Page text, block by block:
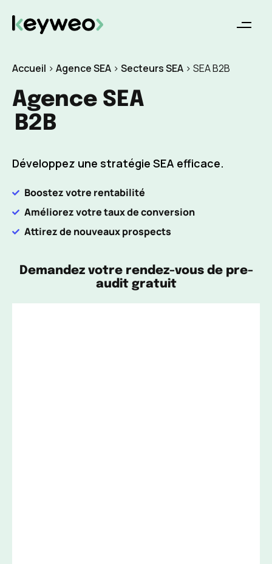
Accueil > Agence SEA > Secteurs SEA > SEA B2B
Agence SEA
B2B
Développez une stratégie SEA efficace.
Boostez votre rentabilité
Améliorez votre taux de conversion
Attirez de nouveaux prospects
Demandez votre rendez-vous de pre-
audit gratuit